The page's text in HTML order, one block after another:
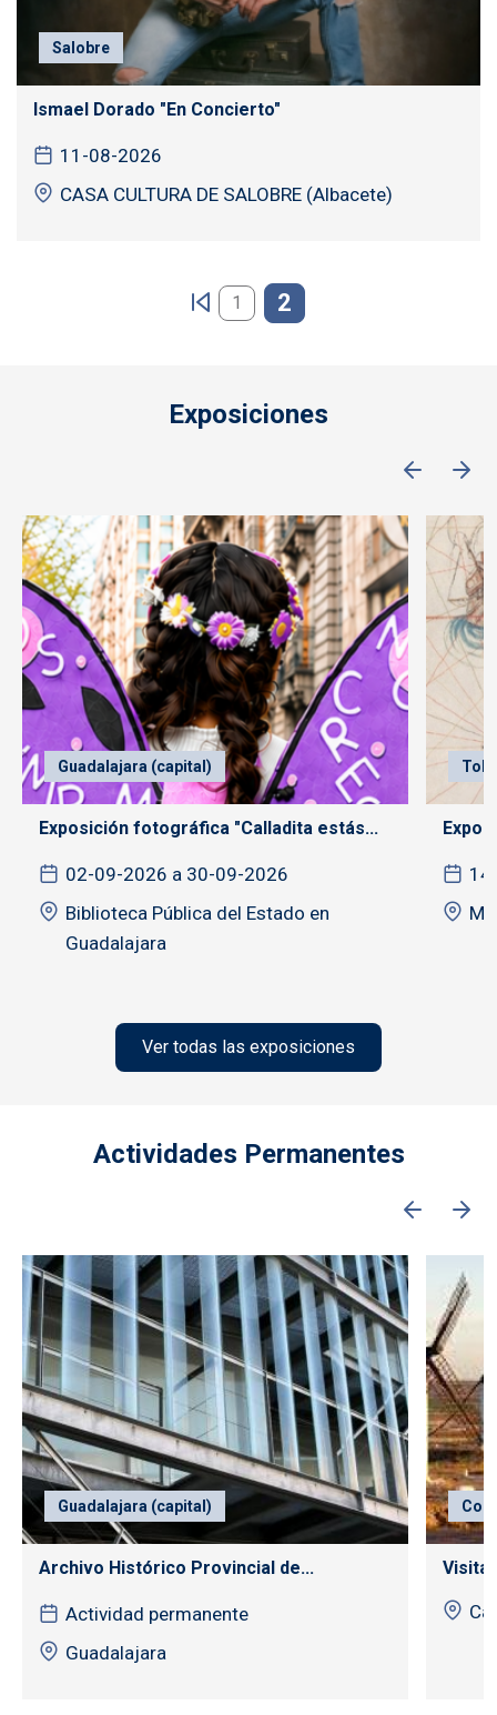
Salobre
Ismael Dorado "En Concierto"
11-08-2026
CASA CULTURA DE SALOBRE (Albacete)
1 2
Exposiciones
Guadalajara (capital)
Exposición fotográfica "Calladita estás...
02-09-2026 a 30-09-2026
Biblioteca Pública del Estado en
Guadalajara
Ver todas las exposiciones
Actividades Permanentes
Guadalajara (capital)
Archivo Histórico Provincial de...
Actividad permanente
Guadalajara